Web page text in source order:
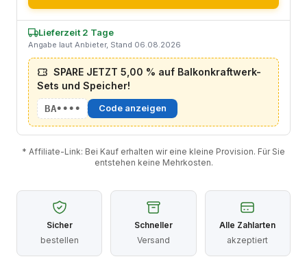
Lieferzeit 2 Tage
Angabe laut Anbieter, Stand 06.08.2026
SPARE JETZT 5,00 % auf Balkonkraftwerk-
Sets und Speicher!
BA•••• Code anzeigen
* Affiliate-Link: Bei Kauf erhalten wir eine kleine Provision. Für Sie
entstehen keine Mehrkosten.
Sicher
bestellen
Schneller
Versand
Alle Zahlarten
akzeptiert